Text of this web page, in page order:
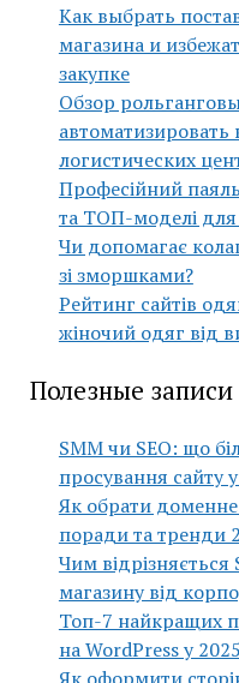
Как выбрать
магазина и
закупке
Обзор
автоматизировать
логистических
Професійний
та ТОП-моделі для
Чи допомагає
зі зморшками?
Рейтинг сайтів
жіночий одяг від
Полезные записи
SMM чи SEO: що
просування сайту
Як обрати доменне
поради та тренди
Чим відрізняється
магазину від
Топ-7 найкращих
на WordPress у